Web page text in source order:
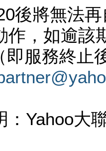
後將無法
作，如逾該
即服務終止
：Yahoo大